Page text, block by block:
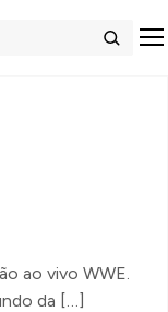
ao vivo WWE.
da […]